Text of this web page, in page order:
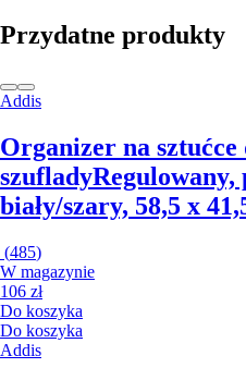
Przydatne produkty
Addis
Organizer na sztućce
szufladyRegulowany,
biały/szary, 58,5 x
(485)
W magazynie
106 zł
Do koszyka
Do koszyka
Addis